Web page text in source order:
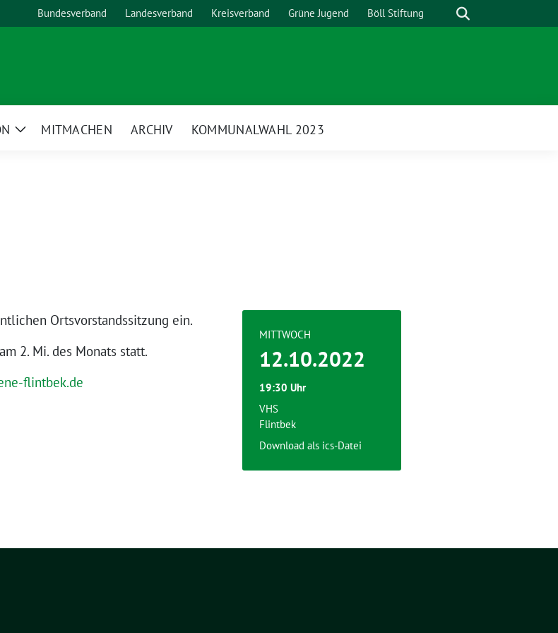
Bundesverband Landesverband Kreisverband Grüne Jugend Böll Stiftung Suche
ZeigeMITMACHEN ARCHIV KOMMUNALWAHL 2023
Ortsvorstandssitzung ein.
2. Mi. des Monats statt.
flintbek.de
MITTWOCH
12.10.2022
19:30 Uhr
VHS
Flintbek
Download als ics-Datei